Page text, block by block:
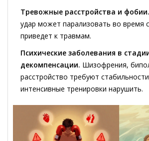
Тревожные расстройства и фобии.
удар может парализовать во время
приведет к травмам.
Психические заболевания в
декомпенсации. Шизофрения,
расстройство требуют
интенсивные тренировки нарушить.